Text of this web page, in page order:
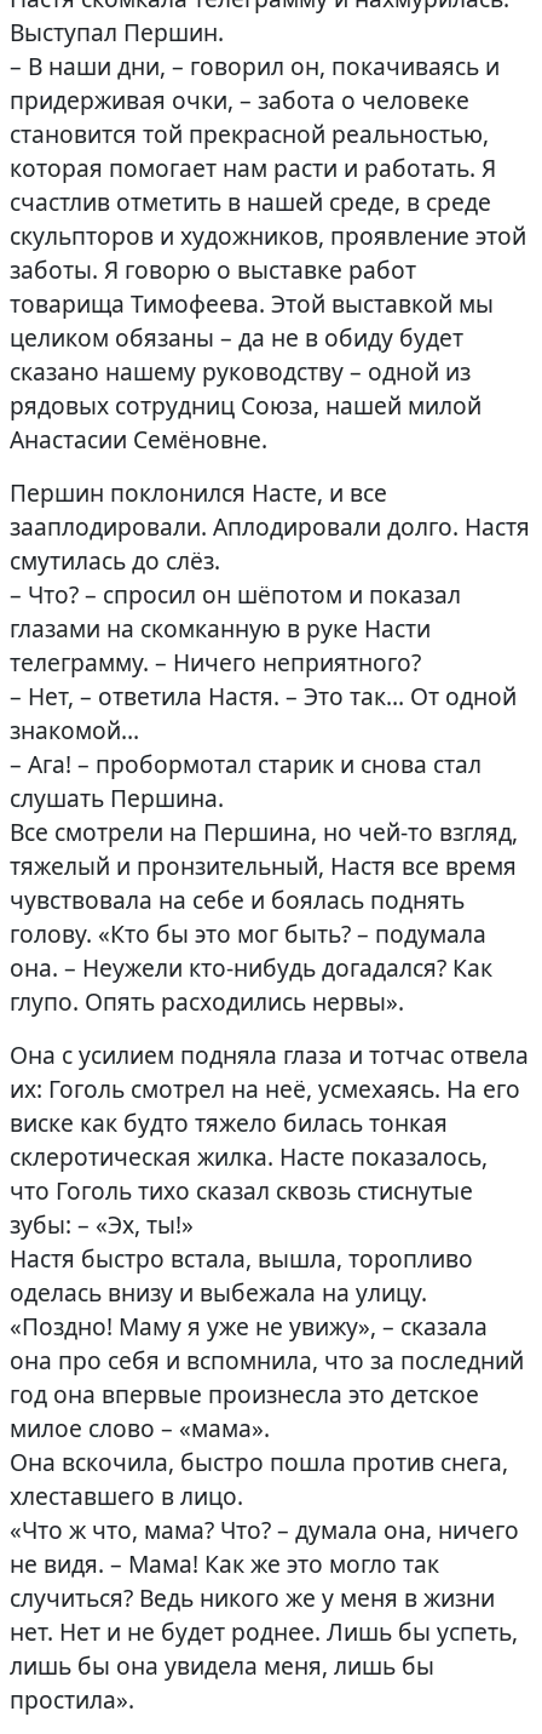
Выступал Першин.
– В наши дни, – говорил он, покачиваясь и
придерживая очки, – забота о человеке
становится той прекрасной реальностью,
которая помогает нам расти и работать. Я
счастлив отметить в нашей среде, в среде
скульпторов и художников, проявление этой
заботы. Я говорю о выставке работ
товарища Тимофеева. Этой выставкой мы
целиком обязаны – да не в обиду будет
сказано нашему руководству – одной из
рядовых сотрудниц Союза, нашей милой
Анастасии Семёновне.
Першин поклонился Насте, и все
зааплодировали. Аплодировали долго. Настя
смутилась до слёз.
– Что? – спросил он шёпотом и показал
глазами на скомканную в руке Насти
телеграмму. – Ничего неприятного?
– Нет, – ответила Настя. – Это так… От одной
знакомой…
– Ага! – пробормотал старик и снова стал
слушать Першина.
Все смотрели на Першина, но чей-то взгляд,
тяжелый и пронзительный, Настя все время
чувствовала на себе и боялась поднять
голову. «Кто бы это мог быть? – подумала
она. – Неужели кто-нибудь догадался? Как
глупо. Опять расходились нервы».
Она с усилием подняла глаза и тотчас отвела
их: Гоголь смотрел на неё, усмехаясь. На его
виске как будто тяжело билась тонкая
склеротическая жилка. Насте показалось,
что Гоголь тихо сказал сквозь стиснутые
зубы: – «Эх, ты!»
Настя быстро встала, вышла, торопливо
оделась внизу и выбежала на улицу.
«Поздно! Маму я уже не увижу», – сказала
она про себя и вспомнила, что за последний
год она впервые произнесла это детское
милое слово – «мама».
Она вскочила, быстро пошла против снега,
хлеставшего в лицо.
«Что ж что, мама? Что? – думала она, ничего
не видя. – Мама! Как же это могло так
случиться? Ведь никого же у меня в жизни
нет. Нет и не будет роднее. Лишь бы успеть,
лишь бы она увидела меня, лишь бы
простила».